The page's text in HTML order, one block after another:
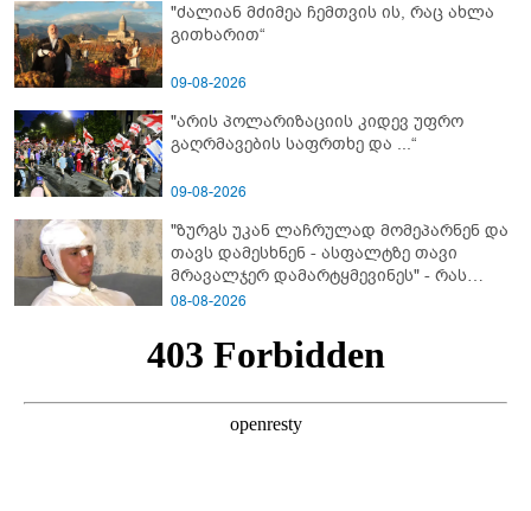
"ძალიან მძიმეა ჩემთვის ის, რაც ახლა
გითხარით“
09-08-2026
"არის პოლარიზაციის კიდევ უფრო
გაღრმავების საფრთხე და ...“
09-08-2026
"ზურგს უკან ლაჩრულად მომეპარნენ და
თავს დამესხნენ - ასფალტზე თავი
მრავალჯერ დამარტყმევინეს" - რას
ჰყვება კურიერი, რომელსაც
გაუსწორდნენ?
08-08-2026